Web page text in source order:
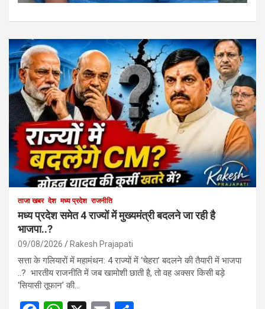
ताजा खबर देश मध्य प्रदेश राजनीति
मध्य प्रदेश समेत 4 राज्यों में मुख्यमंत्री बदलने जा रही है
भाजपा..?
09/08/2026 Rakesh Prajapati
सत्ता के गलियारों में महामंथन: 4 राज्यों में ‘चेहरा’ बदलने की तैयारी में भाजपा
..? भारतीय राजनीति में जब खामोशी छाती है, तो वह अक्सर किसी बड़े
‘सियासी तूफान’ की…